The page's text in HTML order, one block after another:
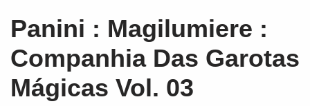
Panini : Magilumiere :
Companhia Das Garotas
Mágicas Vol. 03